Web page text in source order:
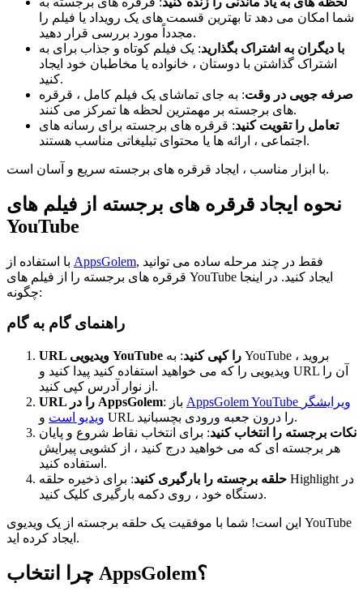
شما امکان می دهد تا بهترین قسمت های یک رویداد یا فیلم را
مجدداً مورد بررسی قرار دهید.
با دیگران به اشتراک بگذارید: یک فیلم کوتاه و جذاب برای به
اشتراک گذاشتن با دوستان ، خانواده یا مخاطبان خود ایجاد
کنید.
صرفه جویی در وقت: به جای تماشای یک فیلم کامل ، قرقره
های برجسته بر مهمترین لحظه ها تمرکز می کنند.
تعامل را تقویت کنید: قرقره های برجسته برای رسانه های
اجتماعی ، ارائه ها یا محتوای تبلیغاتی مناسب هستند.
با ابزار مناسب ، ایجاد قرقره های برجسته سریع و آسان است.
نحوه ایجاد قرقره های برجسته از فیلم های
YouTube
AppsGolem, فقط در چند مرحله ساده می توانید
قرقره های برجسته را از فیلم های YouTube ایجاد کنید. در اینجا
چگونه:
راهنمای گام به گام
URL ویدیویی YouTube را کپی کنید: به YouTube بروید ،
ویدیویی را که می خواهید استفاده کنید پیدا کنید و URL آن را
از نوار آدرس کپی کنید.
URL را در AppsGolem
AppsGolem YouTube ویرایشگر
ویدیو است
و URL را درون جعبه ورودی بچسبانید.
نکات برجسته را انتخاب کنید: برای انتخاب نقاط شروع و پایان
هر برجسته ای که می خواهید درج کنید ، از کشویی پیرایش
استفاده کنید.
حلقه برجسته را بارگیری کنید: برای ذخیره حلقه Highlight در
دستگاه خود ، روی دکمه بارگیری کلیک کنید.
این است! شما با موفقیت یک حلقه برجسته از یک ویدیوی YouTube
ایجاد کرده اید.
چرا انتخاب AppsGolem؟